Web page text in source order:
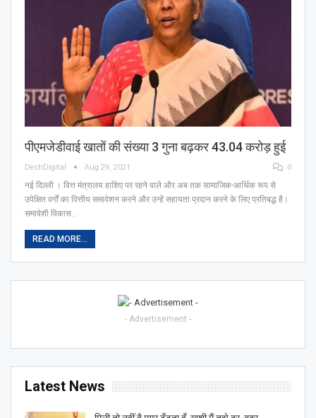
पीएमजेडीवाई खातों की संख्या 3 गुना बढ़कर 43.04 करोड़ हुई
DeshDigital Aug 29, 2021 0
नई दिल्ली । वित्त मंत्रालय हाशिए पर रहने वाले और अब तक सामाजिक-आर्थिक रूप से
उपेक्षित वर्गों का वित्तीय समावेशन करने और उन्हें सहायता प्रदान करने के लिए प्रतिबद्ध है।
समावेशी विकास…
READ MORE...
- Advertisement -
Latest News